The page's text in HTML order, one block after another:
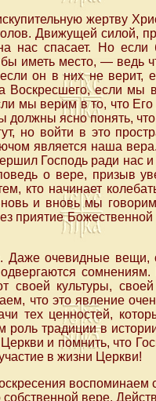
жертву
Движущей силой,
нас спасает. Но
иметь место, — ведь
он в них не верит,
Воскресшего, если мы
мы верим в то, что
должны ясно понять,
но войти в это
является наша
Господь ради нас
о вере, призыв
кто начинает
и вновь мы
приятие Божественной
Даже очевидные вещи,
своей культуры,
что это явление
тех ценностей,
роль традиции в
и помнить, что
в жизни Церкви!
воспоминаем
вере.